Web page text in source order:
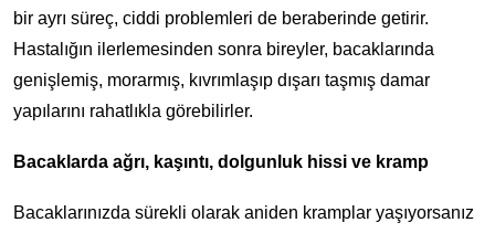
bir ayrı süreç, ciddi problemleri de beraberinde getirir.
Hastalığın ilerlemesinden sonra bireyler, bacaklarında
genişlemiş, morarmış, kıvrımlaşıp dışarı taşmış damar
yapılarını rahatlıkla görebilirler.
Bacaklarda ağrı, kaşıntı, dolgunluk hissi ve kramp
Bacaklarınızda sürekli olarak aniden kramplar yaşıyorsanız